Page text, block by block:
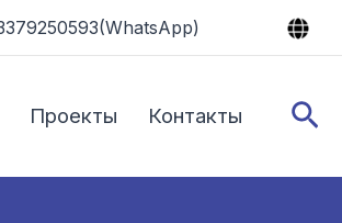
Проекты Контакты